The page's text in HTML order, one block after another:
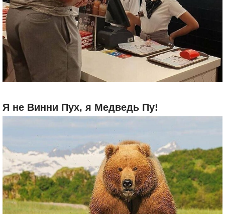
Я не Винни Пух, я Медведь Пу!